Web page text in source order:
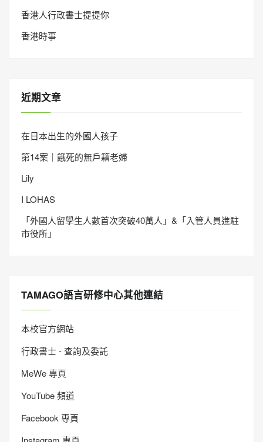
香港人行政書士提提你
香港時事
近期文章
在日本出生的外國人孩子
第14案｜餓死的無戶籍老婦
Lily
I LOHAS
「外國人留學生人數首次突破40萬人」&「入管人員進駐
市役所」
TAMAGO語言研修中心其他連結
本校官方網站
行政書士 - 查詢及委託
MeWe 專頁
YouTube 頻道
Facebook 專頁